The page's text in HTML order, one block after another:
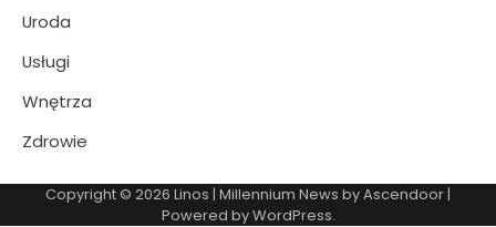
Uroda
Usługi
Wnętrza
Zdrowie
Copyright © 2026 Linos | Millennium News byAscendoor|
Powered byWordPress.